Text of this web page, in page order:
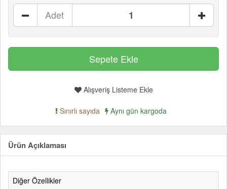
Adet
Alışveriş Listeme Ekle
Sınırlı sayıda Aynı gün kargoda
Ürün Açıklaması
Diğer Özellikler